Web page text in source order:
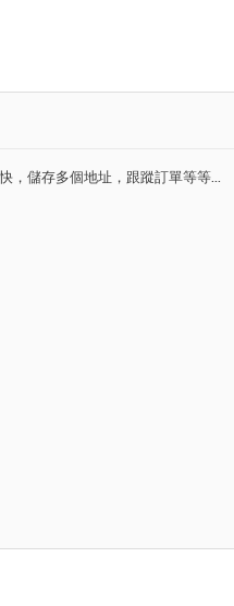
，儲存多個地址，跟蹤訂單等等...